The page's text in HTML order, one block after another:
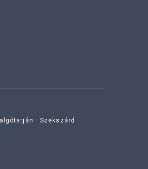
Szekszárd